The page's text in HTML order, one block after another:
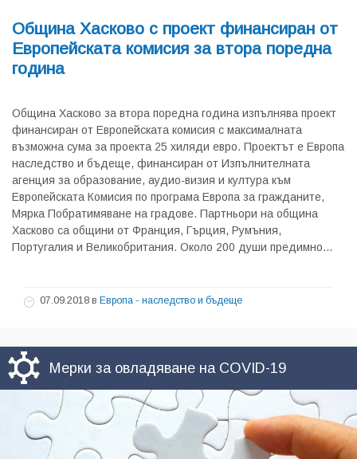
Община Хасково с проект финансиран от
Европейската комисия за втора поредна
година
Община Хасково за втора поредна година изпълнява проект
финансиран от Европейската комисия с максималната
възможна сума за проекта 25 хиляди евро. Проектът е Европа
наследство и бъдеще, финансиран от Изпълнителната
агенция за образование, аудио-визия и култура към
Европейската Комисия по програма Европа за гражданите,
Мярка Побратимяване на градове. Партньори на община
Хасково са общини от Франция, Гърция, Румъния,
Португалия и Великобритания. Около 200 души предимно...
07.09.2018 в Европа - наследство и бъдеще
Мерки за овладяване на COVID-19